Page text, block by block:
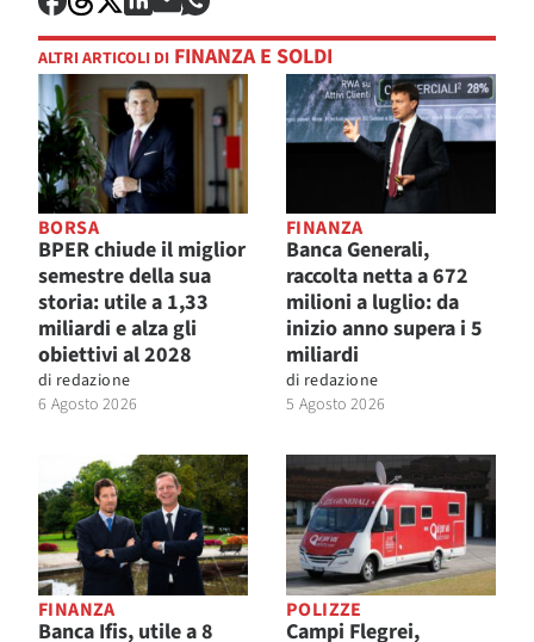
ALTRI ARTICOLI DI FINANZA E SOLDI
BORSA
BPER chiude il miglior
semestre della sua
storia: utile a 1,33
miliardi e alza gli
obiettivi al 2028
di redazione
6 Agosto 2026
FINANZA
Banca Generali,
raccolta netta a 672
milioni a luglio: da
inizio anno supera i 5
miliardi
di redazione
5 Agosto 2026
FINANZA
Banca Ifis, utile a 8
POLIZZE
Campi Flegrei,